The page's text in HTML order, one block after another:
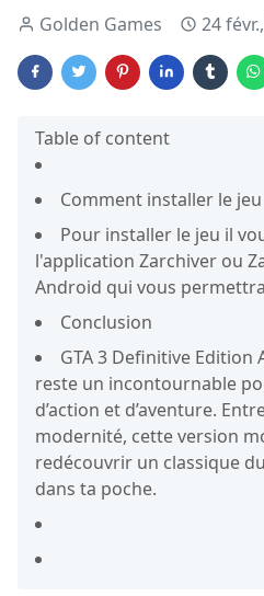
Golden Games 24
Table of content
Comment installer le jeu
Pour installer le jeu il
l'application Zarchiver ou
Android qui vous
Conclusion
GTA 3 Definitive
reste un incontournable
d’action et d’aventure.
modernité, cette version
redécouvrir un classique
dans ta poche.